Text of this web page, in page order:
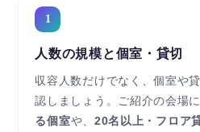
1
人数の規模と個室・貸切
収容人数だけでなく、個室や
認しましょう。ご紹介の会場に
る個室や、 20名以上・フロア